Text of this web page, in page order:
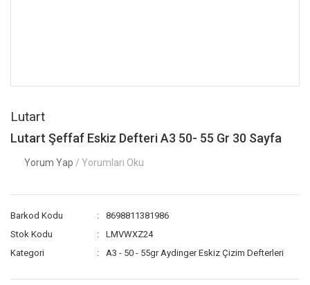
Lutart
Lutart Şeffaf Eskiz Defteri A3 50- 55 Gr 30 Sayfa
Yorum Yap / Yorumları Oku
Barkod Kodu
8698811381986
Stok Kodu
LMVWXZ24
Kategori
A3 - 50 - 55gr Aydinger Eskiz Çizim Defterleri